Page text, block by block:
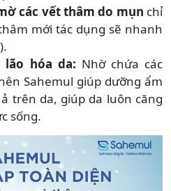
các vết thâm do mụn chỉ
mới tác dụng sẽ nhanh
lão hóa da: Nhờ chứa các
Sahemul giúp dưỡng ẩm
trên da, giúp da luôn căng
sống.